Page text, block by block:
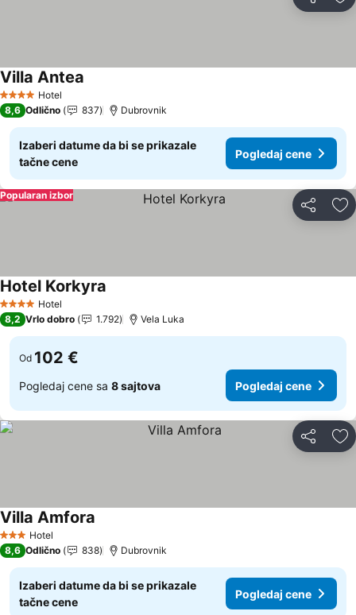
Deli
4 ZvezdiceHotel
Villa Antea
8,6 Odlično 837 Dubrovnik
Izaberi datume da bi se prikazale
tačne cene
Pogledaj cene
Deli
Popularan izbor
4 ZvezdiceHotel
Hotel Korkyra
8,2 Vrlo dobro 1.792 Vela Luka
Od 102 €
Pogledaj cene sa 8 sajtova Pogledaj cene
Deli
3 Zvezdice
Hotel
Villa Amfora
8,6 Odlično 838 Dubrovnik
Izaberi datume da bi se prikazale
tačne cene
Pogledaj cene